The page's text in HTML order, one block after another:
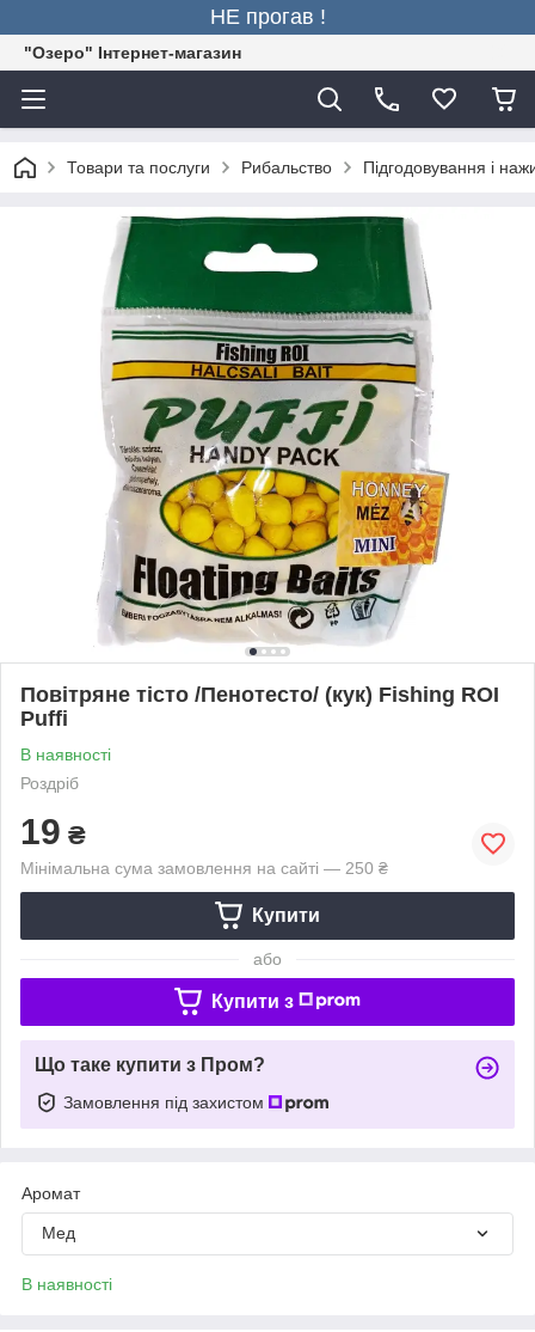
НЕ прогав !
"Озеро" Інтернет-магазин
Товари та послуги Рибальство Підгодовування і
Повітряне тісто /Пенотесто/ (кук) Fishing ROI
Puffi
В наявності
Роздріб
19 ₴
Мінімальна сума замовлення на сайті — 250 ₴
Купити
або
Купити з
Що таке купити з Пром?
Замовлення під захистом
Аромат
Мед
В наявності